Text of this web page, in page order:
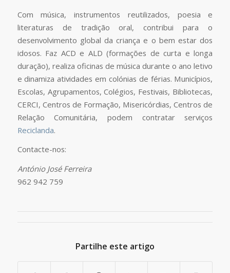
Com música, instrumentos reutilizados, poesia e
literaturas de tradição oral, contribui para o
desenvolvimento global da criança e o bem estar dos
idosos. Faz ACD e ALD (formações de curta e longa
duração), realiza oficinas de música durante o ano letivo
e dinamiza atividades em colónias de férias. Municípios,
Escolas, Agrupamentos, Colégios, Festivais, Bibliotecas,
CERCI, Centros de Formação, Misericórdias, Centros de
Relação Comunitária, podem contratar serviços
Reciclanda.
Contacte-nos:
António José Ferreira
962 942 759
Partilhe este artigo